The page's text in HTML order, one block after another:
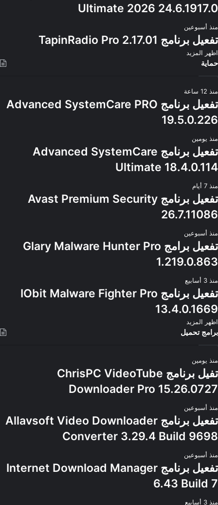
Ultimate 2026 24.6.1917.0
منذ أسبوعين
تفعيل برنامج TapinRadio Pro 2.17.01
اظهر المزيد
حماية
منذ 12 ساعة
تفعيل برنامج Advanced SystemCare PRO
19.5.0.226
منذ يومين
تفعيل برنامج Advanced SystemCare
Ultimate 18.4.0.114
منذ 7 أيام
تفعيل برنامج Avast Premium Security
26.7.11086
منذ أسبوعين
تفعيل برامج Glary Malware Hunter Pro
1.219.0.863
منذ 3 أسابيع
تفعيل برنامج IObit Malware Fighter Pro
13.4.0.1669
اظهر المزيد
برامج تحميل
منذ يومين
تفيل برنامج ChrisPC VideoTube
Downloader Pro 15.26.0727
منذ أسبوعين
تفعيل برنامج Allavsoft Video Downloader
Converter 3.29.4 Build 9698
منذ أسبوعين
تفعيل برنامج Internet Download Manager
6.43 Build 7
منذ 3 أسابيع